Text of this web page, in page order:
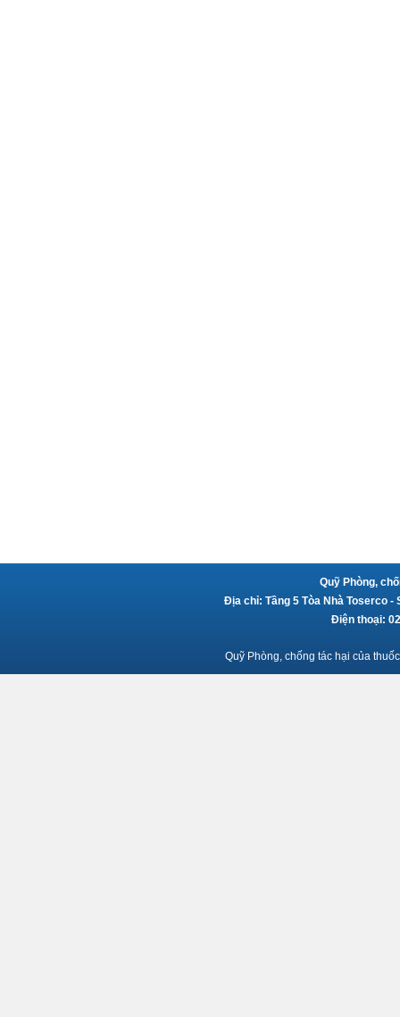
Quỹ Phòng,
Địa chỉ: Tầng 5 Tòa Nhà Toserco -
Điện thoại:
Quỹ Phòng, chống tác hại của